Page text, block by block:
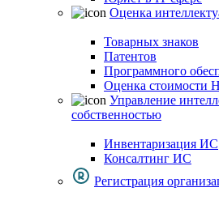
Оценка
Товарных знаков
Патентов
Программного
Оценка стоимости
Управление
собственностью
Инвентаризация ИС
Консалтинг ИС
Регистрация